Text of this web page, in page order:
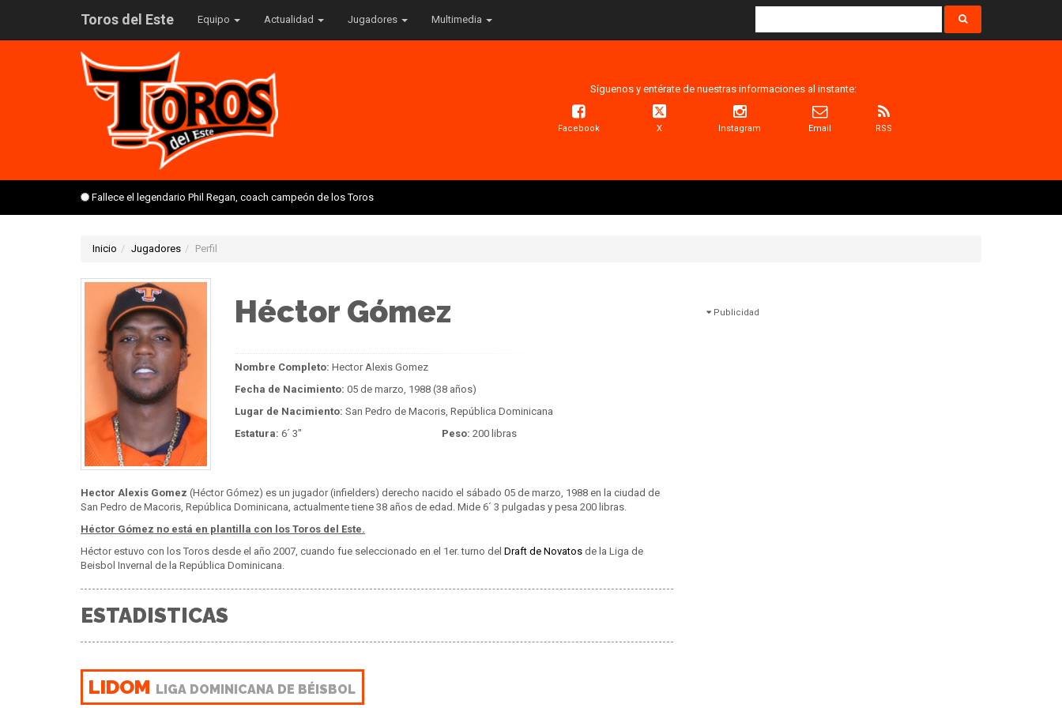
Toros del Este Equipo Actualidad Jugadores Multimedia
Síguenos y entérate de nuestras informaciones al instante:
Facebook X Instagram Email RSS
Fallece el legendario Phil Regan, coach campeón de los Toros
Inicio Jugadores Perfil
Héctor Gómez
Nombre Completo: Hector Alexis Gomez
Fecha de Nacimiento: 05 de marzo, 1988 (38 años)
Lugar de Nacimiento: San Pedro de Macoris, República Dominicana
Estatura: 6´ 3" Peso: 200 libras
Hector Alexis Gomez (Héctor Gómez) es un jugador (infielders) derecho nacido el sábado 05 de marzo, 1988 en la ciudad de
San Pedro de Macoris, República Dominicana, actualmente tiene 38 años de edad. Mide 6´ 3 pulgadas y pesa 200 libras.
Héctor Gómez no está en plantilla con los Toros del Este.
Héctor estuvo con los Toros desde el año 2007, cuando fue seleccionado en el 1er. turno del Draft de Novatos de la Liga de
Beisbol Invernal de la República Dominicana.
ESTADISTICAS
LIDOM LIGA DOMINICANA DE BÉISBOL
Publicidad